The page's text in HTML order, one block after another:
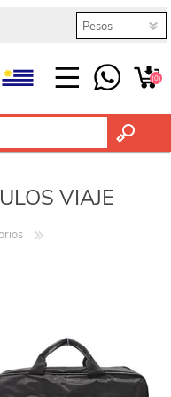
(0)
VIAJE